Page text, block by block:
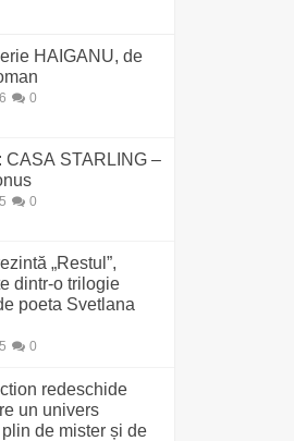
HAIGANU, de
0
CASA STARLING –
0
„Restul”,
dintr-o trilogie
poeta Svetlana
0
redeschide
un univers
de mister și de